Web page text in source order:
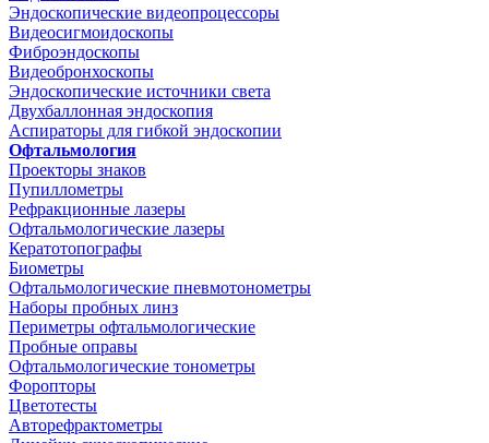
Эндоскопические видеопроцессоры
Видеосигмоидоскопы
Фиброэндоскопы
Видеобронхоскопы
Эндоскопические источники света
Двухбаллонная эндоскопия
Аспираторы для гибкой эндоскопии
Офтальмология
Проекторы знаков
Пупиллометры
Рефракционные лазеры
Офтальмологические лазеры
Кератотопографы
Биометры
Офтальмологические пневмотонометры
Наборы пробных линз
Периметры офтальмологические
Пробные оправы
Офтальмологические тонометры
Форопторы
Цветотесты
Авторефрактометры